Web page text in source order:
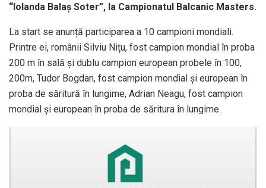
“Iolanda Balaș Soter”, la Campionatul Balcanic Masters.
La start se anunță participarea a 10 campioni mondiali.
Printre ei, românii Silviu Nițu, fost campion mondial în proba
200 m în sală și dublu campion european probele în 100,
200m, Tudor Bogdan, fost campion mondial și european în
proba de săritură în lungime, Adrian Neagu, fost campion
mondial și european în proba de săritura în lungime.